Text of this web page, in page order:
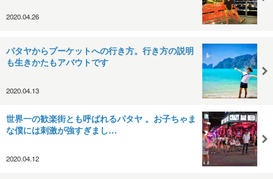
2020.04.26
パタヤからプーケットへの行き方。行き方の説明
も生きかたもアバウトです
2020.04.13
世界一の歓楽街とも呼ばれるパタヤ 。お子ちゃま
な僕には刺激が強すぎまし…
2020.04.12